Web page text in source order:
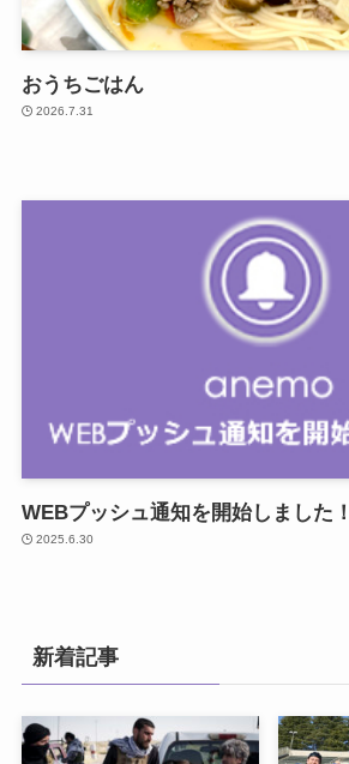
おうちごはん
2026.7.31
WEBプッシュ通知を開始しました！
2025.6.30
新着記事